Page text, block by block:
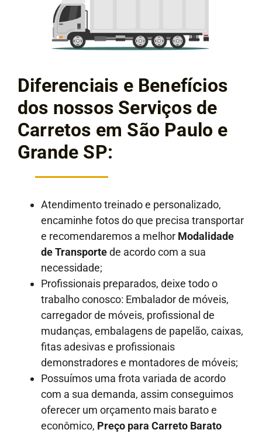
Diferenciais e Benefícios
dos nossos Serviços de
Carretos em São Paulo e
Grande SP:
Atendimento treinado e personalizado,
encaminhe fotos do que precisa transportar
e recomendaremos a melhor Modalidade
de Transportede acordo com a sua
necessidade;
Profissionais preparados, deixe todo o
trabalho conosco: Embalador de móveis,
carregador de móveis, profissional de
mudanças, embalagens de papelão, caixas,
fitas adesivas e profissionais
demonstradores e montadores de móveis;
Possuímos uma frota variada de acordo
com a sua demanda, assim conseguimos
oferecer um orçamento mais barato e
econômico, Preço para Carreto Barato